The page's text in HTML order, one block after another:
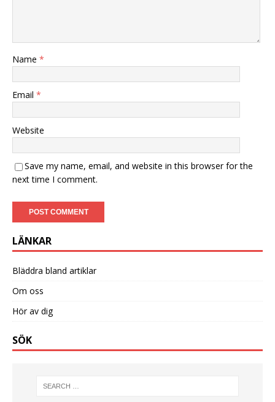
Name *
Email *
Website
Save my name, email, and website in this browser for the
next time I comment.
LÄNKAR
Bläddra bland artiklar
Om oss
Hör av dig
SÖK